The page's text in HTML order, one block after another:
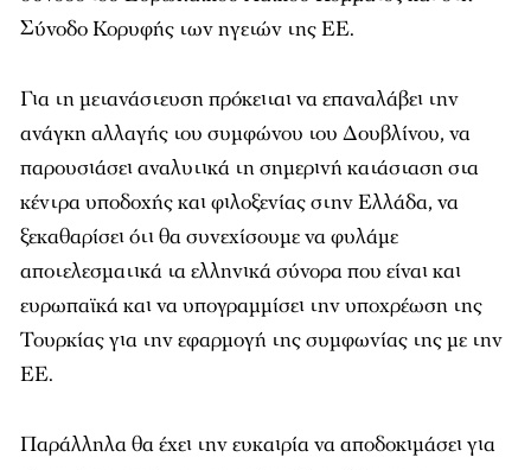
Σύνοδο Κορυφής των ηγετών της ΕΕ.
Για τη μετανάστευση πρόκειται να επαναλάβει την
ανάγκη αλλαγής του συμφώνου του Δουβλίνου, να
παρουσιάσει αναλυτικά τη σημερινή κατάσταση στα
κέντρα υποδοχής και φιλοξενίας στην Ελλάδα, να
ξεκαθαρίσει ότι θα συνεχίσουμε να φυλάμε
αποτελεσματικά τα ελληνικά σύνορα που είναι και
ευρωπαϊκά και να υπογραμμίσει την υποχρέωση της
Τουρκίας για την εφαρμογή της συμφωνίας της με την
ΕΕ.
Παράλληλα θα έχει την ευκαιρία να αποδοκιμάσει για